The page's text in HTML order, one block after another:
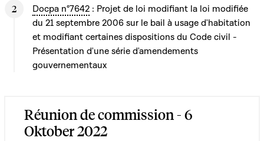
Docpa n°7642 : Projet de loi modifiant la loi modifiée
du 21 septembre 2006 sur le bail à usage d'habitation
et modifiant certaines dispositions du Code civil -
Présentation d'une série d'amendements
gouvernementaux
Réunion de commission - 6
Oktober 2022